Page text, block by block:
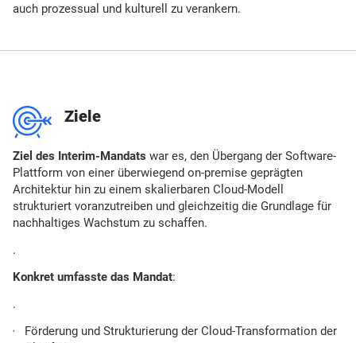
auch prozessual und kulturell zu verankern.
m Ziele
Ziel des Interim-Mandats war es, den Übergang der Software-
Plattform von einer überwiegend on-premise geprägten
Architektur hin zu einem skalierbaren Cloud-Modell
strukturiert voranzutreiben und gleichzeitig die Grundlage für
nachhaltiges Wachstum zu schaffen.
.
Konkret umfasste das Mandat:
.
Förderung und Strukturierung der Cloud-Transformation der